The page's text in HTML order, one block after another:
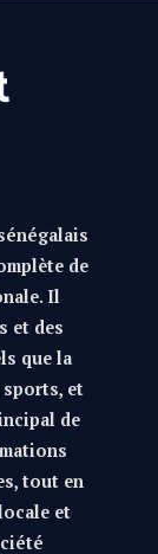
de
Il
et des
que la
sports, et
de
tout en
et